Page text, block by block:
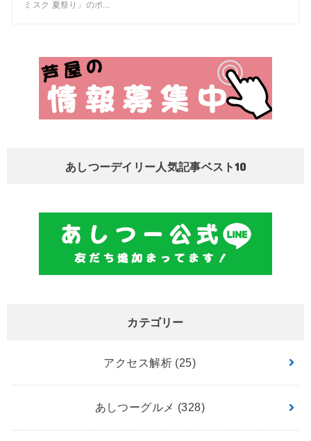
ミスク 夏祭り」のポ...
あしつーデイリー人気記事ベスト10
カテゴリー
アクセス解析 (25)
あしつーグルメ (328)